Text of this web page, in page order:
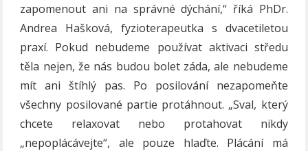
zapomenout ani na správné dýchání,“ říká PhDr.
Andrea Hašková, fyzioterapeutka s dvacetiletou
praxí. Pokud nebudeme používat aktivaci středu
těla nejen, že nás budou bolet záda, ale nebudeme
mít ani štíhlý pas. Po posilování nezapomeňte
všechny posilované partie protáhnout. „Sval, který
chcete relaxovat nebo protahovat nikdy
„nepoplácávejte“, ale pouze hlaďte. Plácání má